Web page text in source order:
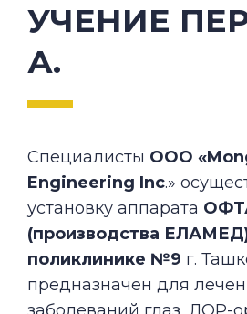
УЧЕНИЕ
А.
Специалисты ООО
Engineering Inc.»
установку аппарата
(производства
поликлинике №9 г.
предназначен для